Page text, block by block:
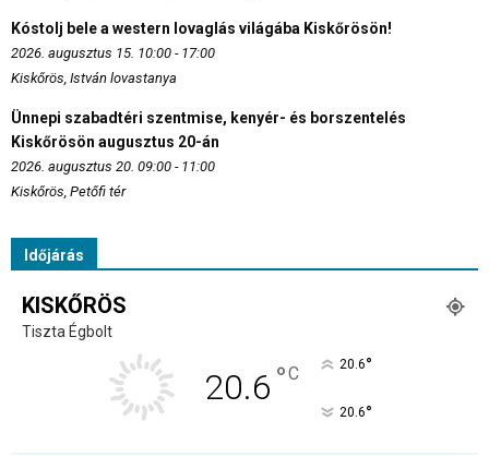
Kóstolj bele a western lovaglás világába Kiskőrösön!
2026. augusztus 15. 10:00 - 17:00
Kiskőrös, István lovastanya
Ünnepi szabadtéri szentmise, kenyér- és borszentelés
Kiskőrösön augusztus 20-án
2026. augusztus 20. 09:00 - 11:00
Kiskőrös, Petőfi tér
Időjárás
KISKŐRÖS
Tiszta Égbolt
20.6 °C 20.6°
20.6°